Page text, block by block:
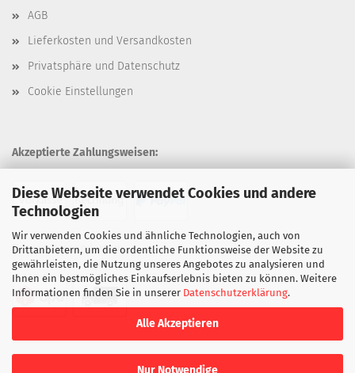
Diese Webseite verwendet Cookies und andere
Technologien
Wir verwenden Cookies und ähnliche Technologien, auch von
Drittanbietern, um die ordentliche Funktionsweise der Website zu
gewährleisten, die Nutzung unseres Angebotes zu analysieren und
Ihnen ein bestmögliches Einkaufserlebnis bieten zu können. Weitere
Informationen finden Sie in unserer Datenschutzerklärung.
Alle Akzeptieren
Nur Notwendige
AGB
Lieferkosten und Versandkosten
Privatsphäre und Datenschutz
Cookie Einstellungen
Akzeptierte Zahlungsweisen:
Unsere Versandarten: